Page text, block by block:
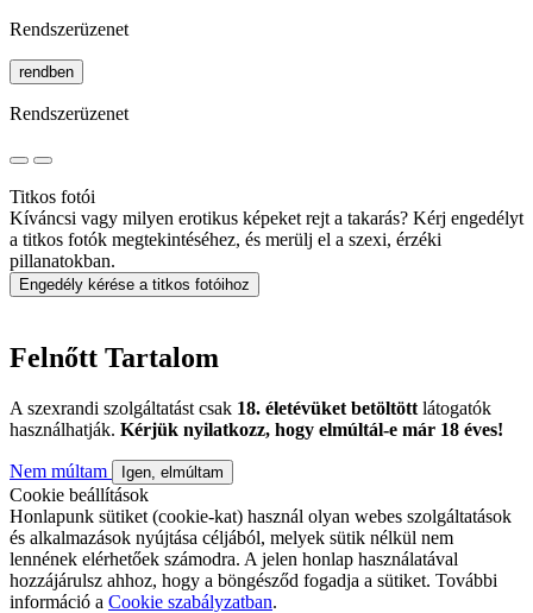
Rendszerüzenet
rendben
Rendszerüzenet
Titkos fotói
Kíváncsi vagy milyen erotikus képeket rejt a takarás? Kérj engedélyt
a titkos fotók megtekintéséhez, és merülj el a szexi, érzéki
pillanatokban.
Engedély kérése a titkos fotóihoz
Felnőtt Tartalom
A szexrandi szolgáltatást csak 18. életévüket betöltött látogatók
használhatják. Kérjük nyilatkozz, hogy elmúltál-e már 18 éves!
Nem múltam Igen, elmúltam
Cookie beállítások
Honlapunk sütiket (cookie-kat) használ olyan webes szolgáltatások
és alkalmazások nyújtása céljából, melyek sütik nélkül nem
lennének elérhetőek számodra. A jelen honlap használatával
hozzájárulsz ahhoz, hogy a böngésződ fogadja a sütiket. További
információ a Cookie szabályzatban.